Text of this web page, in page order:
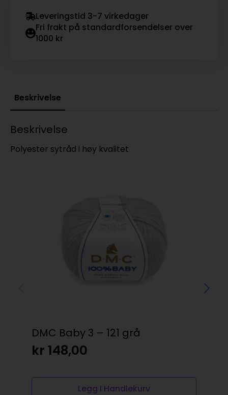
Leveringstid 3-7 virkedager
Fri frakt på standardforsendelser over
1000 kr
Beskrivelse
Beskrivelse
Polyester sytråd i høy kvalitet
DMC Baby 3 – 121 grå
kr 148,00
Legg I Handlekurv